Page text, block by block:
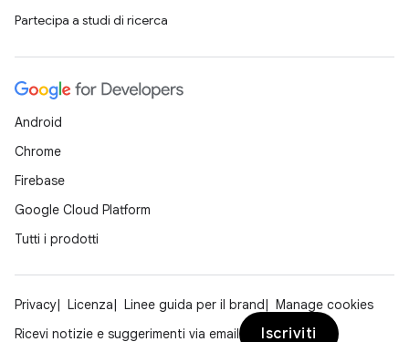
Partecipa a studi di ricerca
Android
Chrome
Firebase
Google Cloud Platform
Tutti i prodotti
Privacy Licenza Linee guida per il brand
Manage cookies
Ricevi notizie e suggerimenti via email
Iscriviti